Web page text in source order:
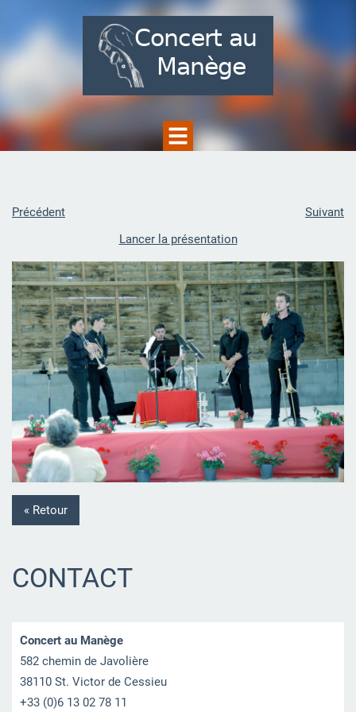
Précédent
Suivant
Lancer la présentation
« Retour
CONTACT
Concert au Manège
582 chemin de Javolière
38110 St. Victor de Cessieu
+33 (0)6 13 02 78 11